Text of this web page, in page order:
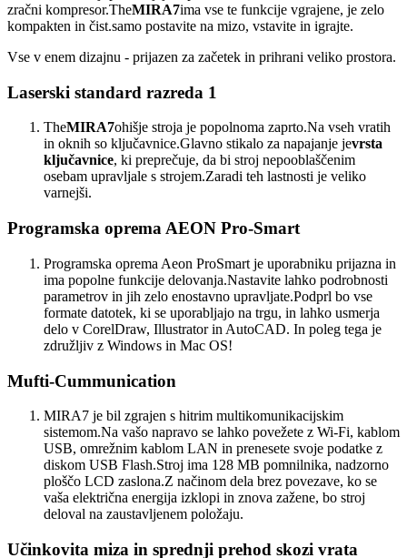
zračni kompresor.TheMIRA7ima vse te funkcije vgrajene, je zelo
kompakten in čist.samo postavite na mizo, vstavite in igrajte.
Vse v enem dizajnu - prijazen za začetek in prihrani veliko prostora.
Laserski standard razreda 1
TheMIRA7ohišje stroja je popolnoma zaprto.Na vseh vratih
in oknih so ključavnice.Glavno stikalo za napajanje jevrsta
ključavnice, ki preprečuje, da bi stroj nepooblaščenim
osebam upravljale s strojem.Zaradi teh lastnosti je veliko
varnejši.
Programska oprema AEON Pro-Smart
Programska oprema Aeon ProSmart je uporabniku prijazna in
ima popolne funkcije delovanja.Nastavite lahko podrobnosti
parametrov in jih zelo enostavno upravljate.Podprl bo vse
formate datotek, ki se uporabljajo na trgu, in lahko usmerja
delo v CorelDraw, Illustrator in AutoCAD. In poleg tega je
združljiv z Windows in Mac OS!
Mufti-Cummunication
MIRA7 je bil zgrajen s hitrim multikomunikacijskim
sistemom.Na vašo napravo se lahko povežete z Wi-Fi, kablom
USB, omrežnim kablom LAN in prenesete svoje podatke z
diskom USB Flash.Stroj ima 128 MB pomnilnika, nadzorno
ploščo LCD zaslona.Z načinom dela brez povezave, ko se
vaša električna energija izklopi in znova zažene, bo stroj
deloval na zaustavljenem položaju.
Učinkovita miza in sprednji prehod skozi vrata